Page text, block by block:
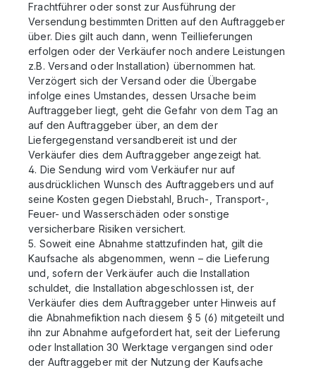
Frachtführer oder sonst zur Ausführung der
Versendung bestimmten Dritten auf den Auftraggeber
über. Dies gilt auch dann, wenn Teillieferungen
erfolgen oder der Verkäufer noch andere Leistungen
z.B. Versand oder Installation) übernommen hat.
Verzögert sich der Versand oder die Übergabe
infolge eines Umstandes, dessen Ursache beim
Auftraggeber liegt, geht die Gefahr von dem Tag an
auf den Auftraggeber über, an dem der
Liefergegenstand versandbereit ist und der
Verkäufer dies dem Auftraggeber angezeigt hat.
4. Die Sendung wird vom Verkäufer nur auf
ausdrücklichen Wunsch des Auftraggebers und auf
seine Kosten gegen Diebstahl, Bruch-, Transport-,
Feuer- und Wasserschäden oder sonstige
versicherbare Risiken versichert.
5. Soweit eine Abnahme stattzufinden hat, gilt die
Kaufsache als abgenommen, wenn – die Lieferung
und, sofern der Verkäufer auch die Installation
schuldet, die Installation abgeschlossen ist, der
Verkäufer dies dem Auftraggeber unter Hinweis auf
die Abnahmefiktion nach diesem § 5 (6) mitgeteilt und
ihn zur Abnahme aufgefordert hat, seit der Lieferung
oder Installation 30 Werktage vergangen sind oder
der Auftraggeber mit der Nutzung der Kaufsache